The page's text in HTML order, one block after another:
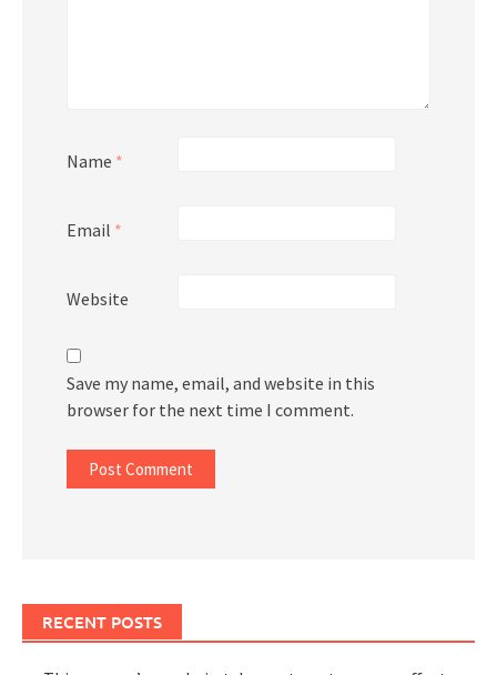
Name *
Email *
Website
Save my name, email, and website in this
browser for the next time I comment.
RECENT POSTS